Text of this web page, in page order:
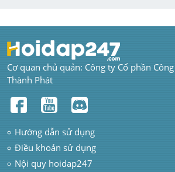
Cơ quan chủ quản: Công ty Cổ phần
Thành Phát
Hướng dẫn sử dụng
Điều khoản sử dụng
Nội quy hoidap247